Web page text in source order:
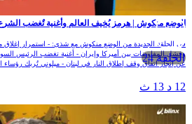
الحلقة 24
الوضع منكوش | هرمز يُخيف العالم وأغنية تٌغضب الشرع
في الحلقة الجديدة من الوضع منكوش مع شذى: - استمرار إغلاق
وفشل المفاوضات بين أميركا وإيران - أغنية تغضب الرئيس
عن إنجاز اتفاق وقف إطلاق النار في لبنان - ميلوني تُربك رؤساء
12 د 13 ث